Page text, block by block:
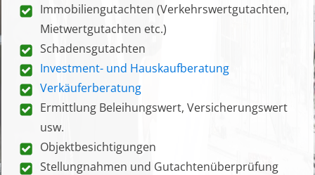
Immobiliengutachten (Verkehrswertgutachten,
Mietwertgutachten etc.)
Schadensgutachten
Investment- und Hauskaufberatung
Verkäuferberatung
Ermittlung Beleihungswert, Versicherungswert
usw.
Objektbesichtigungen
Stellungnahmen und Gutachtenüberprüfung